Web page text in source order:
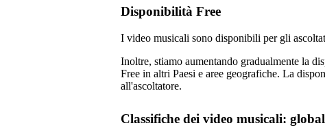
Disponibilità Free
I video musicali sono disponibili per gli
Inoltre, stiamo aumentando gradualmente la
Free in altri Paesi e aree geografiche. La
all'ascoltatore.
Classifiche dei video musicali: